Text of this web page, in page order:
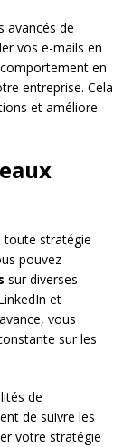
avancés de
vos e-mails en
en
entreprise. Cela
et améliore
toute stratégie
pouvez
sur diverses
et
vous
sur les
de
de suivre les
votre stratégie